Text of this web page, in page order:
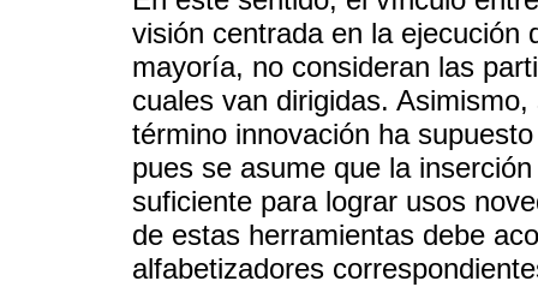
visión centrada en la ejecución
mayoría, no consideran las
cuales van dirigidas.
término innovación ha
pues se asume que la
suficiente para lograr usos
de estas herramientas debe
alfabetizadores